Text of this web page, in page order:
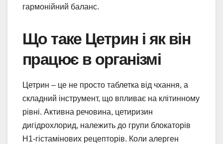
гармонійний баланс.
Що таке Цетрин і як він
працює в організмі
Цетрин – це не просто таблетка від чхання, а
складний інструмент, що впливає на клітинному
рівні. Активна речовина, цетиризин
дигідрохлорид, належить до групи блокаторів
H1-гістамінових рецепторів. Коли алерген